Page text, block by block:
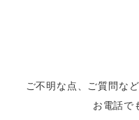
ご不明な点、ご質問な
お電話で